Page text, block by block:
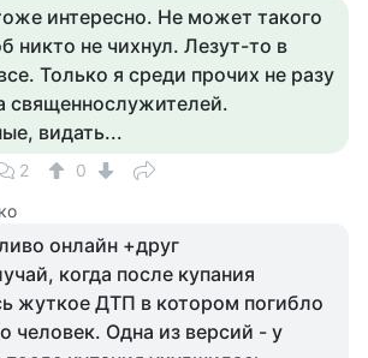
интересно. Не может такого
никто не чихнул. Лезут-то в
Только я среди прочих не разу
священнослужителей.
видать...
2 0
онлайн +друг
когда после купания
жуткое ДТП в котором погибло
человек. Одна из версий - у